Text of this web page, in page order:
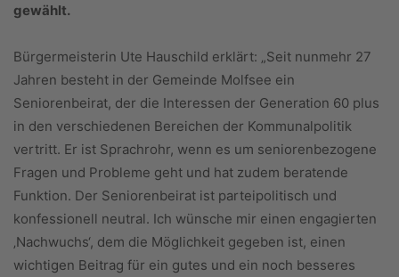
gewählt.
Bürgermeisterin Ute Hauschild erklärt: „Seit nunmehr 27
Jahren besteht in der Gemeinde Molfsee ein
Seniorenbeirat, der die Interessen der Generation 60 plus
in den verschiedenen Bereichen der Kommunalpolitik
vertritt. Er ist Sprachrohr, wenn es um seniorenbezogene
Fragen und Probleme geht und hat zudem beratende
Funktion. Der Seniorenbeirat ist parteipolitisch und
konfessionell neutral. Ich wünsche mir einen engagierten
‚Nachwuchs‘, dem die Möglichkeit gegeben ist, einen
wichtigen Beitrag für ein gutes und ein noch besseres